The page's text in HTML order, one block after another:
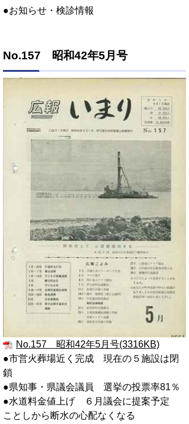
●お知らせ・検診情報
No.157 昭和42年5月号
No.157 昭和42年5月号(3316KB)
●市営火葬場近く完成 現在の５施設は閉
鎖
●県知事・県議会議員 選挙の投票率81％
●水道料金値上げ ６月議会に提案予定
ことしから断水の心配なくなる